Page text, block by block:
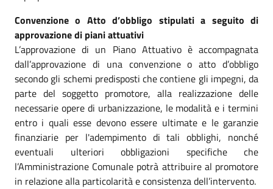
Convenzione o Atto d’obbligo stipulati a seguito di
approvazione di piani attuativi
L’approvazione di un Piano Attuativo è accompagnata
dall’approvazione di una convenzione o atto d’obbligo
secondo gli schemi predisposti che contiene gli impegni, da
parte del soggetto promotore, alla realizzazione delle
necessarie opere di urbanizzazione, le modalità e i termini
entro i quali esse devono essere ultimate e le garanzie
finanziarie per l'adempimento di tali obblighi, nonché
eventuali ulteriori obbligazioni specifiche che
l’Amministrazione Comunale potrà attribuire al promotore
in relazione alla particolarità e consistenza dell’intervento.